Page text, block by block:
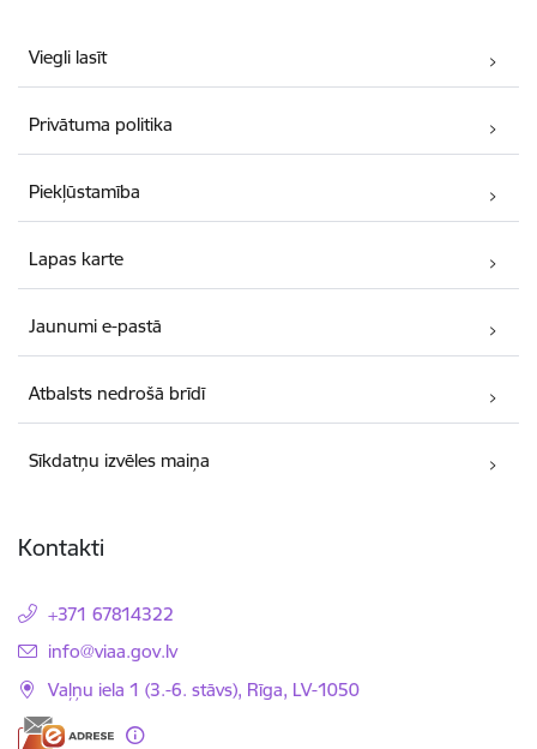
Viegli lasīt
Privātuma politika
Piekļūstamība
Lapas karte
Jaunumi e-pastā
Atbalsts nedrošā brīdī
Sīkdatņu izvēles maiņa
Kontakti
+371 67814322
E-pasts:
info@viaa.gov.lv
Vaļņu iela 1 (3.-6. stāvs), Rīga, LV-1050